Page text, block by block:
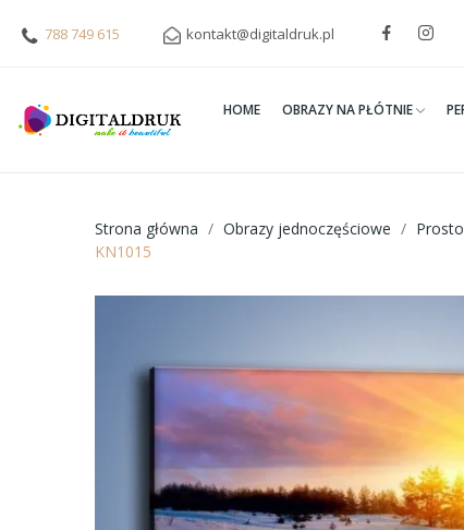
788 749 615 kontakt@digitaldruk.pl
HOME OBRAZY NA PŁÓTNIE
Strona główna Obrazy jednoczęściowe
KN1015